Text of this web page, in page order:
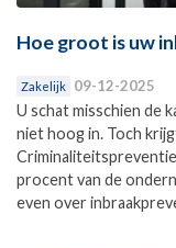
Hoe groot is uw
Zakelijk 09-12-2025
U schat misschien de
niet hoog in. Toch
procent van de
even over